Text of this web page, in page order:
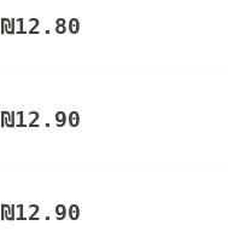
₪12.80
₪12.90
₪12.90